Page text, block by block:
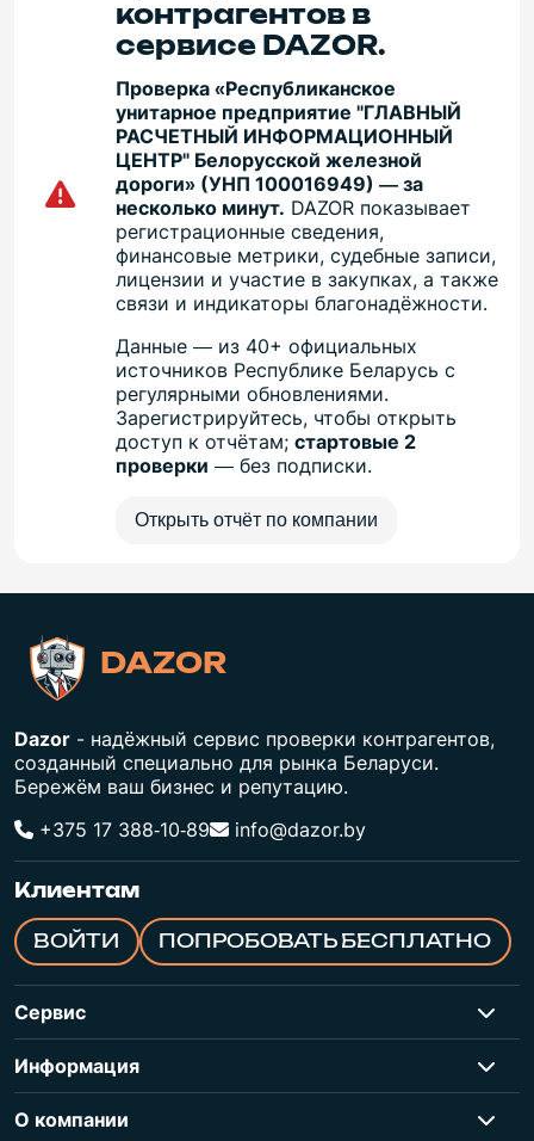
контрагентов в
сервисе DAZOR.
Проверка «Республиканское
унитарное предприятие "ГЛАВНЫЙ
РАСЧЕТНЫЙ ИНФОРМАЦИОННЫЙ
ЦЕНТР" Белорусской железной
дороги» (УНП 100016949) — за
несколько минут. DAZOR показывает
регистрационные сведения,
финансовые метрики, судебные записи,
лицензии и участие в закупках, а также
связи и индикаторы благонадёжности.
Данные — из 40+ официальных
источников Республике Беларусь с
регулярными обновлениями.
Зарегистрируйтесь, чтобы открыть
доступ к отчётам;стартовые 2
проверки — без подписки.
Открыть отчёт по компании
DAZOR
Dazor - надёжный сервис проверки контрагентов,
созданный специально для рынка Беларуси.
Бережём ваш бизнес и репутацию.
+375 17 388‑10‑89
info@dazor.by
Клиентам
ВОЙТИ ПОПРОБОВАТЬ БЕСПЛАТНО
Сервис
Информация
О компании